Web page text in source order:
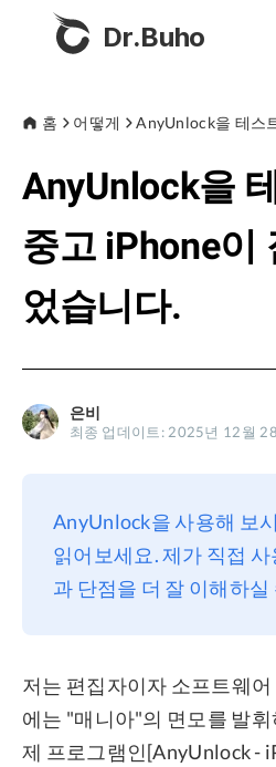
Dr.Buho
제품
BuhoCleaner
BuhoUnlocker
BuhoRepair
BuhoLaunchpad
스토어
블로그
프라이버시
조항
홈 어떻게
AnyUnlock을
중고 iPhone이
었습니다.
은비
최종 업데이트: 2025년 12월
AnyUnlock을 사용해 보
읽어보세요. 제가 직접
과 단점을 더 잘 이해하실
저는 편집자이자 소프트웨
에는 "매니아"의 면모를 발
제 프로그램인[AnyUnlock -